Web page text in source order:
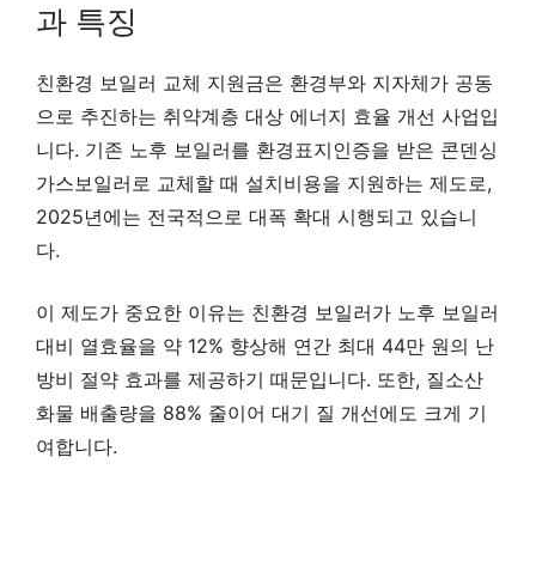
과 특징
친환경 보일러 교체 지원금은 환경부와 지자체가 공동
으로 추진하는 취약계층 대상 에너지 효율 개선 사업입
니다. 기존 노후 보일러를 환경표지인증을 받은 콘덴싱
가스보일러로 교체할 때 설치비용을 지원하는 제도로,
2025년에는 전국적으로 대폭 확대 시행되고 있습니
다.
이 제도가 중요한 이유는 친환경 보일러가 노후 보일러
대비 열효율을 약 12% 향상해 연간 최대 44만 원의 난
방비 절약 효과를 제공하기 때문입니다. 또한, 질소산
화물 배출량을 88% 줄이어 대기 질 개선에도 크게 기
여합니다.